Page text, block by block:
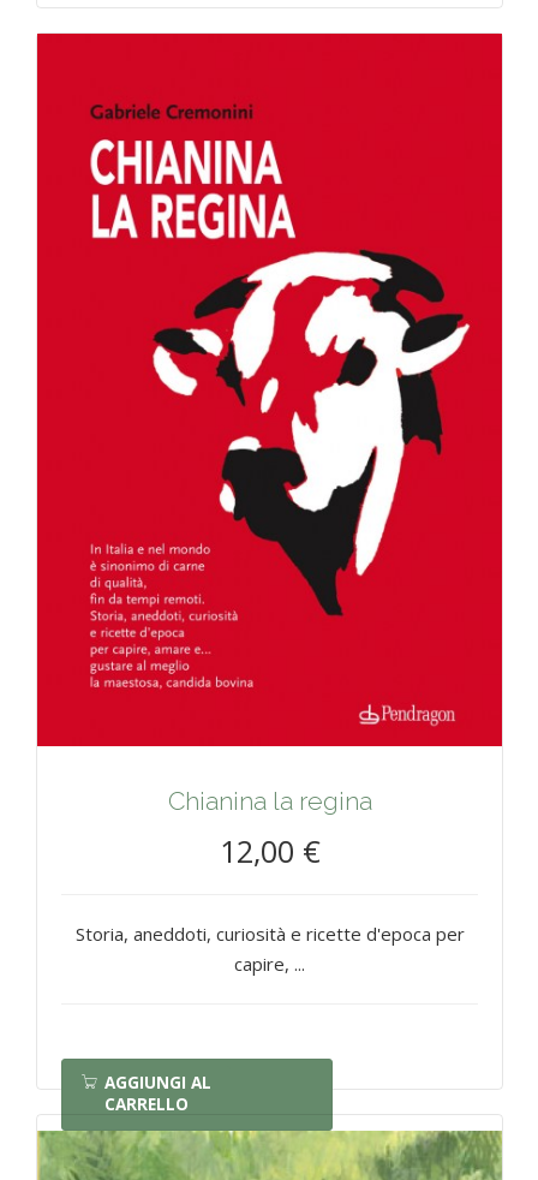
Chianina la regina
12,00 €
Storia, aneddoti, curiosità e ricette d'epoca per
capire, ...
AGGIUNGI AL
CARRELLO